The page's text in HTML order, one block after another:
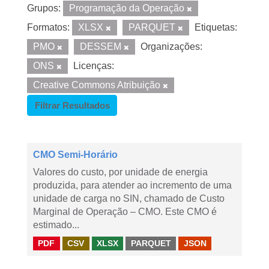
Grupos:
Programação da Operação
Formatos:
XLSX PARQUET
Etiquetas:
PMO
DESSEM
Organizações:
ONS
Licenças:
Creative Commons Atribuição
Filtrar Resultados
CMO Semi-Horário
Valores do custo, por unidade de energia
produzida, para atender ao incremento de uma
unidade de carga no SIN, chamado de Custo
Marginal de Operação – CMO. Este CMO é
estimado...
PDF CSV XLSX PARQUET JSON